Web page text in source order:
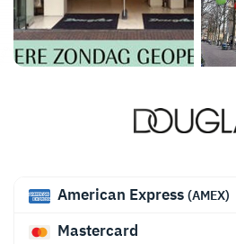
American Express (AMEX)
Mastercard